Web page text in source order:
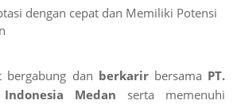
dengan cepat dan Memiliki Potensi
bergabung dan berkarirbersama PT.
Medan serta memenuhi